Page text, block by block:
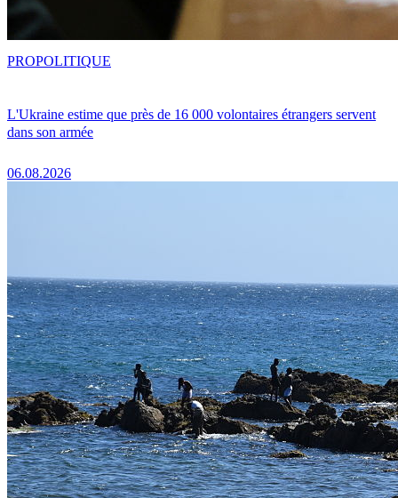
L'Ukraine estime que près de 16 000 volontaires étrangers servent
dans son armée
06.08.2026
PROPOLITIQUE